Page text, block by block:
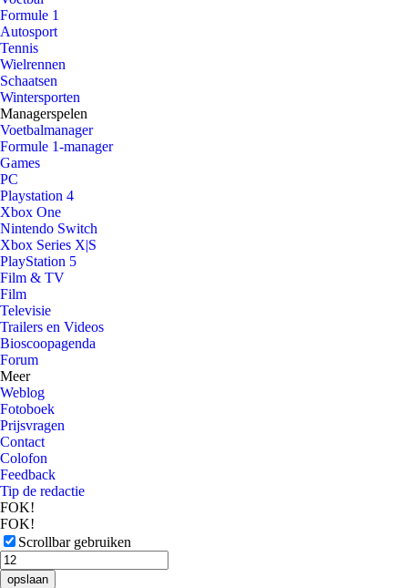
Formule 1
Autosport
Tennis
Wielrennen
Schaatsen
Wintersporten
Managerspelen
Voetbalmanager
Formule 1-manager
Games
PC
Playstation 4
Xbox One
Nintendo Switch
Xbox Series X|S
PlayStation 5
Film & TV
Film
Televisie
Trailers en Videos
Bioscoopagenda
Forum
Meer
Weblog
Fotoboek
Prijsvragen
Contact
Colofon
Feedback
Tip de redactie
FOK!
FOK!
Scrollbar gebruiken
opslaan